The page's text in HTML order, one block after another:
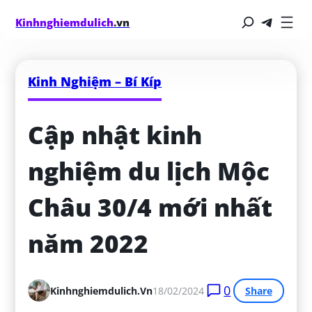
Kinhnghiemdulich.vn
Kinh Nghiệm – Bí Kíp
Cập nhật kinh
nghiệm du lịch Mộc
Châu 30/4 mới nhất
năm 2022
Kinhnghiemdulich.vn18/02/2024 0 Share